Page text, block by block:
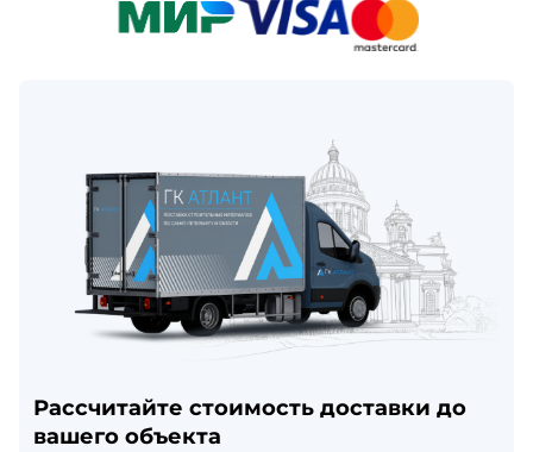
Рассчитайте стоимость доставки до
вашего объекта